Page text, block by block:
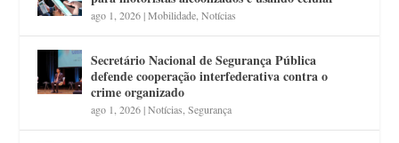
ago 1, 2026|Mobilidade ,Notícias
Secretário Nacional de Segurança Pública
defende cooperação interfederativa contra o
crime organizado
ago 1, 2026|Notícias ,Segurança